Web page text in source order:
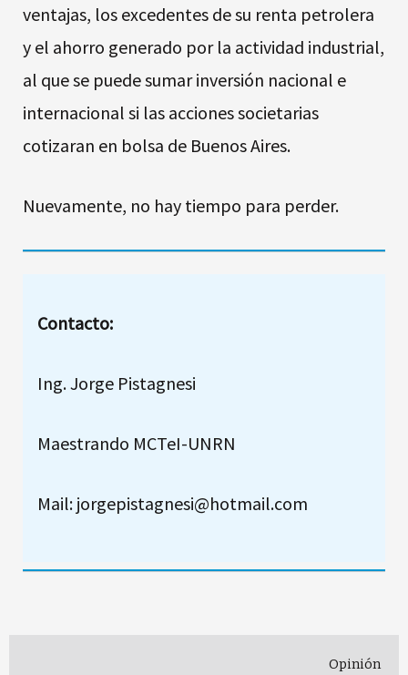
ventajas, los excedentes de su renta petrolera
y el ahorro generado por la actividad industrial,
al que se puede sumar inversión nacional e
internacional si las acciones societarias
cotizaran en bolsa de Buenos Aires.
Nuevamente, no hay tiempo para perder.
Contacto:
Ing. Jorge Pistagnesi
Maestrando MCTeI-UNRN
Mail: jorgepistagnesi@hotmail.com
Opinión